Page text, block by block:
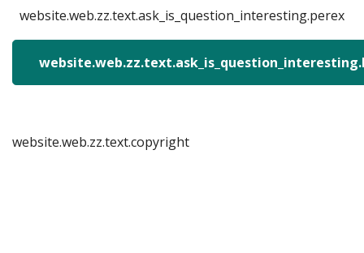
website.web.zz.text.ask_is_question_interesting.perex
website.web.zz.text.copyright